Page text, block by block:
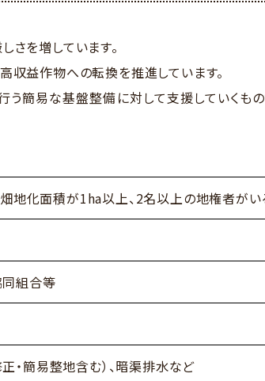
さを増しています。
収益作物への転換を推進しています。
簡易な基盤整備に対して支援していくも
化面積が1ha以上、2名以上の地権者がい
同組合等
・簡易整地含む）、暗渠排水など